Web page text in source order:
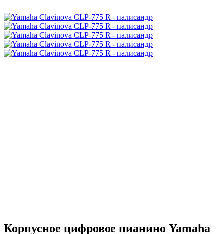
Корпусное цифровое пианино Yamaha